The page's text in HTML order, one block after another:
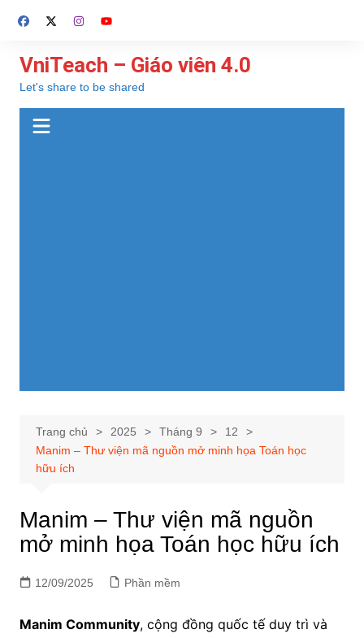
đến
dung
VniTeach – Giáo viên 4.0
Let's share to be shared
Trang chủ 2025 Tháng 9
12
Manim – Thư viện mã nguồn mở minh họa Toán học
hữu ích
Manim – Thư viện mã nguồn
mở minh họa Toán học hữu ích
12/09/2025 Phần mềm
Manim Community, cộng đồng quốc tế duy trì và